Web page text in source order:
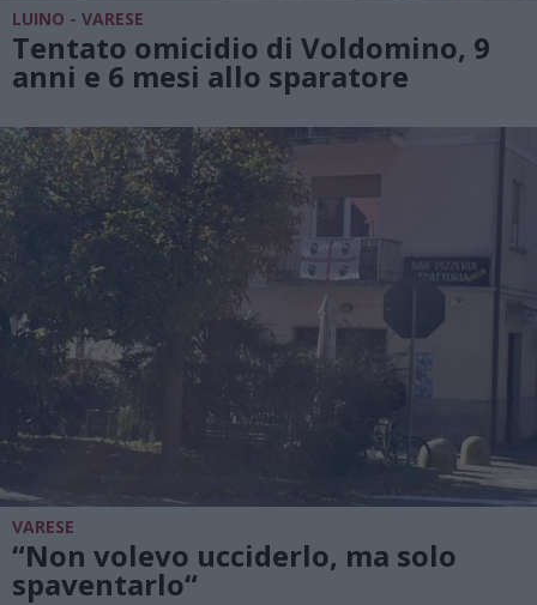
LUINO - VARESE
Tentato omicidio di Voldomino, 9
anni e 6 mesi allo sparatore
VARESE
“Non volevo ucciderlo, ma solo
spaventarlo“